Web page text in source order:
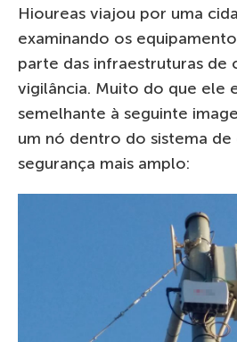
Hioureas viajou por uma
examinando os
parte das infraestruturas de
vigilância. Muito do que ele
semelhante à seguinte
um nó dentro do sistema de
segurança mais amplo: